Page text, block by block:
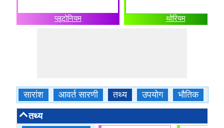
प्लूटोनियम थोरियम
सारांश आवर्त सारणी तथ्य उपयोग भौतिक
तथ्य